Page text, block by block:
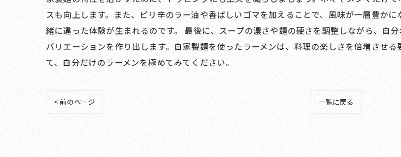
スも向上します。また、ピリ辛のラー油や香ばしいゴマを加えることで、風味が一層豊か
緒に違った体験が生まれるのです。 最後に、スープの濃さや麺の硬さを調整しながら、自
バリエーションを作り出します。自家製麺を使ったラーメンは、料理の楽しさを倍増させ
て、自分だけのラーメンを極めてみてください。
< 前のページ 一覧に戻る